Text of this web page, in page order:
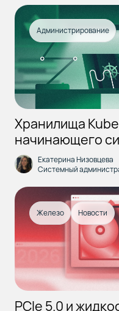
Администрирование
Хранилища
начинающего
Екатерина Низовцева
Системный
Железо Новости
PCIe 5.0 и